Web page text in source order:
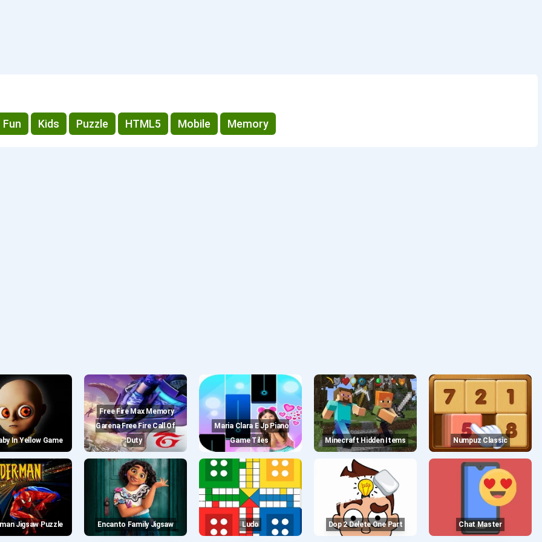
Fun Kids Puzzle HTML5 Mobile Memory
In Yellow Game
Free Fire Max Memory
Garena Free Fire Call Of
Duty
Maria Clara E Jp Piano
Game Tiles
Minecraft Hidden Items Numpuz Classic
Jigsaw Puzzle Encanto Family Jigsaw Ludo Dop 2 Delete One Part Chat Master